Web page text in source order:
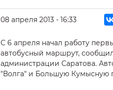
08 апреля 2013 - 16:33
С 6 апреля начал работу
автобусный маршрут,
администрации Саратова.
"Волга" и Большую Кумысную